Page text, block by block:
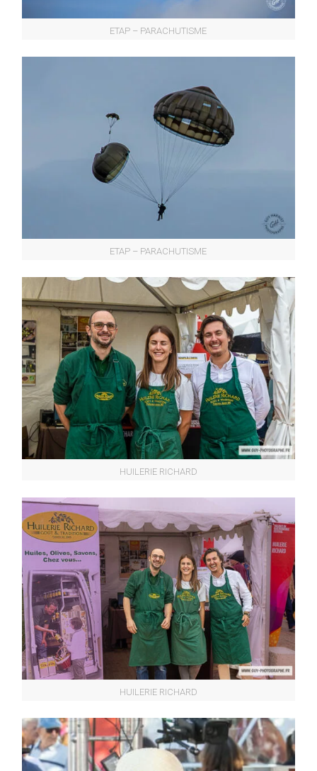
ETAP – PARACHUTISME
ETAP – PARACHUTISME
HUILERIE RICHARD
HUILERIE RICHARD